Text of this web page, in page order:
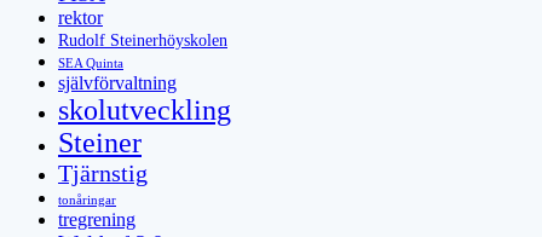
rektor
Rudolf Steinerhöyskolen
SEA Quinta
självförvaltning
skolutveckling
Steiner
Tjärnstig
tonåringar
tregrening